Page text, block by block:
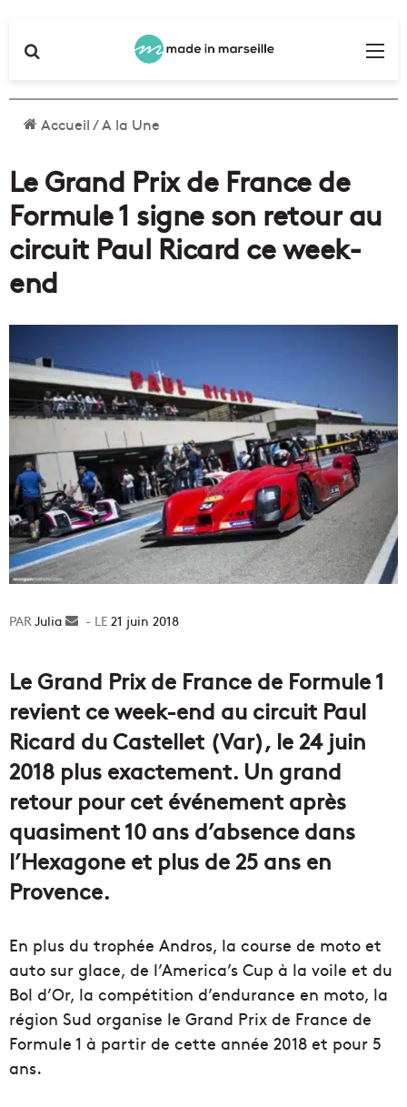
Accueil/A la Une
Le Grand Prix de France de
Formule 1 signe son retour au
circuit Paul Ricard ce week-
end
Julia
Envoyer21 juin 2018
Le Grand Prix de France de Formule 1
revient ce week-end au circuit Paul
Ricard du Castellet (Var), le 24 juin
2018 plus exactement. Un grand
retour pour cet événement après
quasiment 10 ans d’absence dans
l’Hexagone et plus de 25 ans en
Provence.
En plus du trophée Andros, la course de moto et
auto sur glace, de l’America’s Cup à la voile et du
Bol d’Or, la compétition d’endurance en moto, la
région Sud organise le Grand Prix de France de
Formule 1 à partir de cette année 2018 et pour 5
ans.